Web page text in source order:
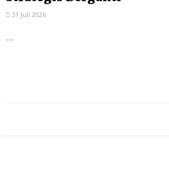
31 Juli 2026
...